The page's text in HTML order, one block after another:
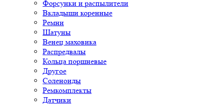
Форсунки и распылители
Вкладыши коренные
Ремни
Шатуны
Венец маховика
Распредвалы
Кольца поршневые
Другое
Соленоиды
Ремкомплекты
Датчики